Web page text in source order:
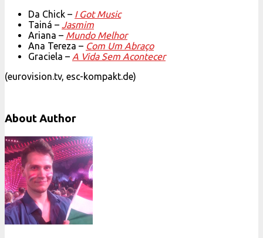
Da Chick – I Got Music
Tainá – Jasmim
Ariana – Mundo Melhor
Ana Tereza – Com Um Abraço
Graciela – A Vida Sem Acontecer
(eurovision.tv, esc-kompakt.de)
About Author